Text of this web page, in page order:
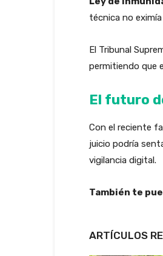
técnica no
El Tribunal
permitiendo que
El futuro
Con el reciente
juicio podría
vigilancia digital.
También te
ARTÍCULOS